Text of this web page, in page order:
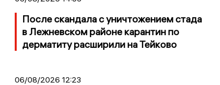
После скандала с уничтожением стада
в Лежневском районе карантин по
дерматиту расширили на Тейково
06/08/2026 12:23